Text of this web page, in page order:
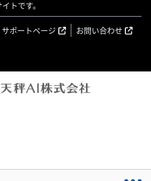
トです。
サポートページ
お問い合わせ